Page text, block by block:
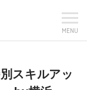
MENU
スキルアッ